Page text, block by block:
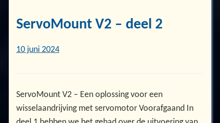
ServoMount V2 – deel 2
10 juni 2024
ServoMount V2 – Een oplossing voor een
wisselaandrijving met servomotor Voorafgaand In